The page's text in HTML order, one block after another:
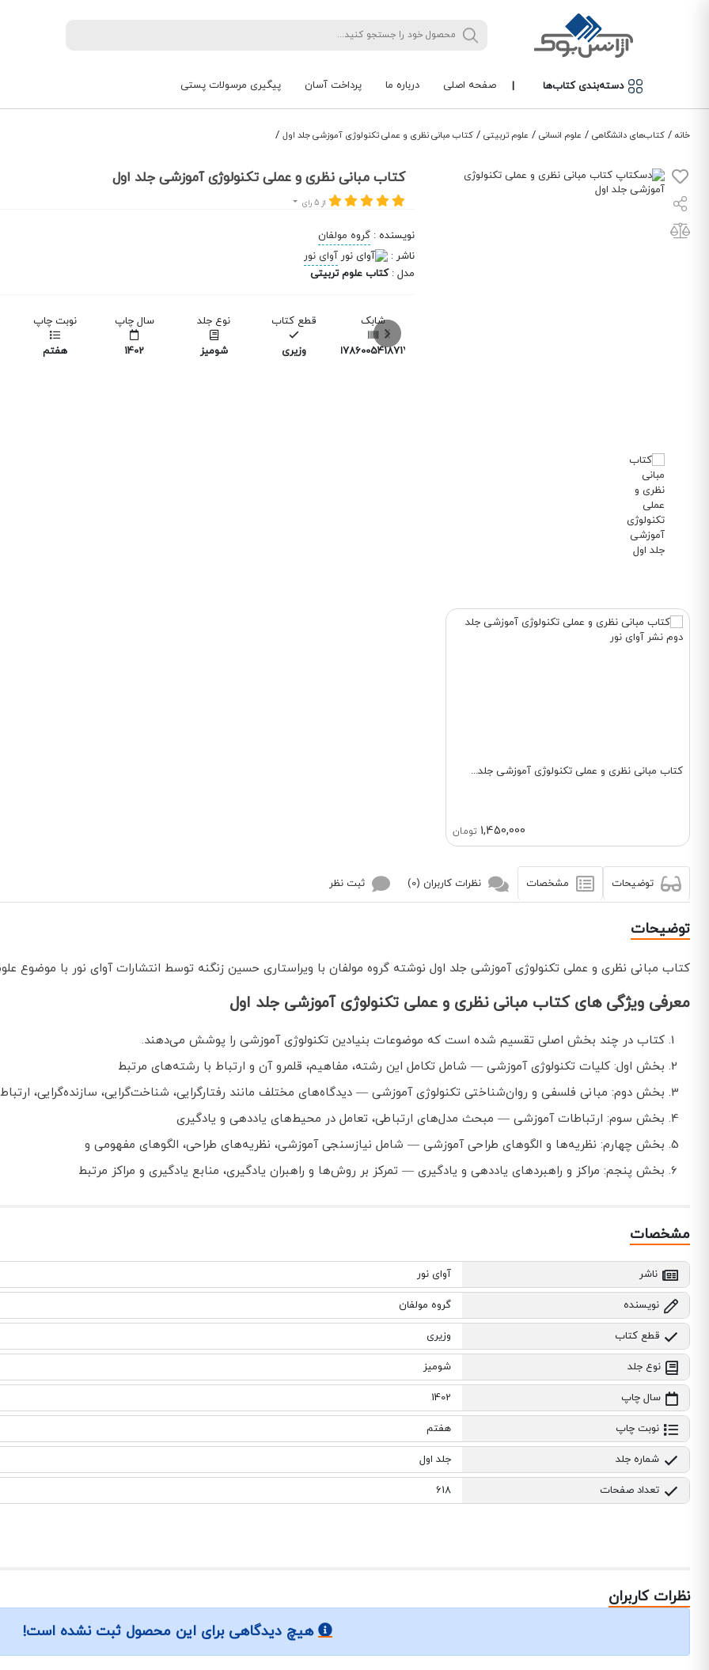
دسته‌بندی کتاب‌ها | صفحه اصلی درباره ما پرداخت آسان پیگیری مرسولات پستی
خانه / کتاب‌های دانشگاهی / علوم انسانی / علوم تربیتی / کتاب مبانی نظری و عملی تکنولوژی آموزشی جلد اول /
کتاب مبانی نظری و عملی تکنولوژی آموزشی جلد اول
از 5 رای
نویسنده : گروه مولفان
ناشر :
آوای نور
مدل :کتاب علوم تربیتی
شابک
‫‭9786005418717
قطع کتاب
وزیری
نوع جلد
شومیز
سال چاپ
1402
نوبت چاپ
هفتم
کتاب مبانی نظری و عملی تکنولوژی آموزشی جلد...
1,450,000 تومان
توضیحات مشخصات نظرات کاربران (0) ثبت نظر
توضیحات
کتاب مبانی نظری و عملی تکنولوژی آموزشی جلد اول نوشته گروه مولفان با ویراستاری حسین زنگنه توسط انتشارات آوای نور با موضوع
معرفی ویژگی های کتاب مبانی نظری و عملی تکنولوژی آموزشی جلد اول
کتاب در چند بخش اصلی تقسیم شده است که موضوعات بنیادین تکنولوژی آموزشی را پوشش می‌دهند.
بخش اول: کلیات تکنولوژی آموزشی — شامل تکامل این رشته، مفاهیم، قلمرو آن و ارتباط با رشته‌های مرتبط
بخش دوم: مبانی فلسفی و روان‌شناختی تکنولوژی آموزشی — دیدگاه‌های مختلف مانند رفتارگرایی، شناخت‌گرایی، سازنده‌گرایی،
بخش سوم: ارتباطات آموزشی — مبحث مدل‌های ارتباطی، تعامل در محیط‌های یاددهی و یادگیری
بخش چهارم: نظریه‌ها و الگوهای طراحی آموزشی — شامل نیازسنجی آموزشی، نظریه‌های طراحی، الگوهای مفهومی و
بخش پنجم: مراکز و راهبردهای یاددهی و یادگیری — تمرکز بر روش‌ها و راهبران یادگیری، منابع یادگیری و مراکز مرتبط
مشخصات
ناشر آوای نور
نویسنده گروه مولفان
قطع کتاب وزیری
نوع جلد شومیز
سال چاپ 1402
نوبت چاپ هفتم
شماره جلد جلد اول
تعداد صفحات 618
نظرات کاربران
هیچ دیدگاهی برای این محصول ثبت نشده است!